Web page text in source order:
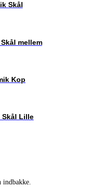
Skål
mellem
Kop
Skål Lille
indbakke.